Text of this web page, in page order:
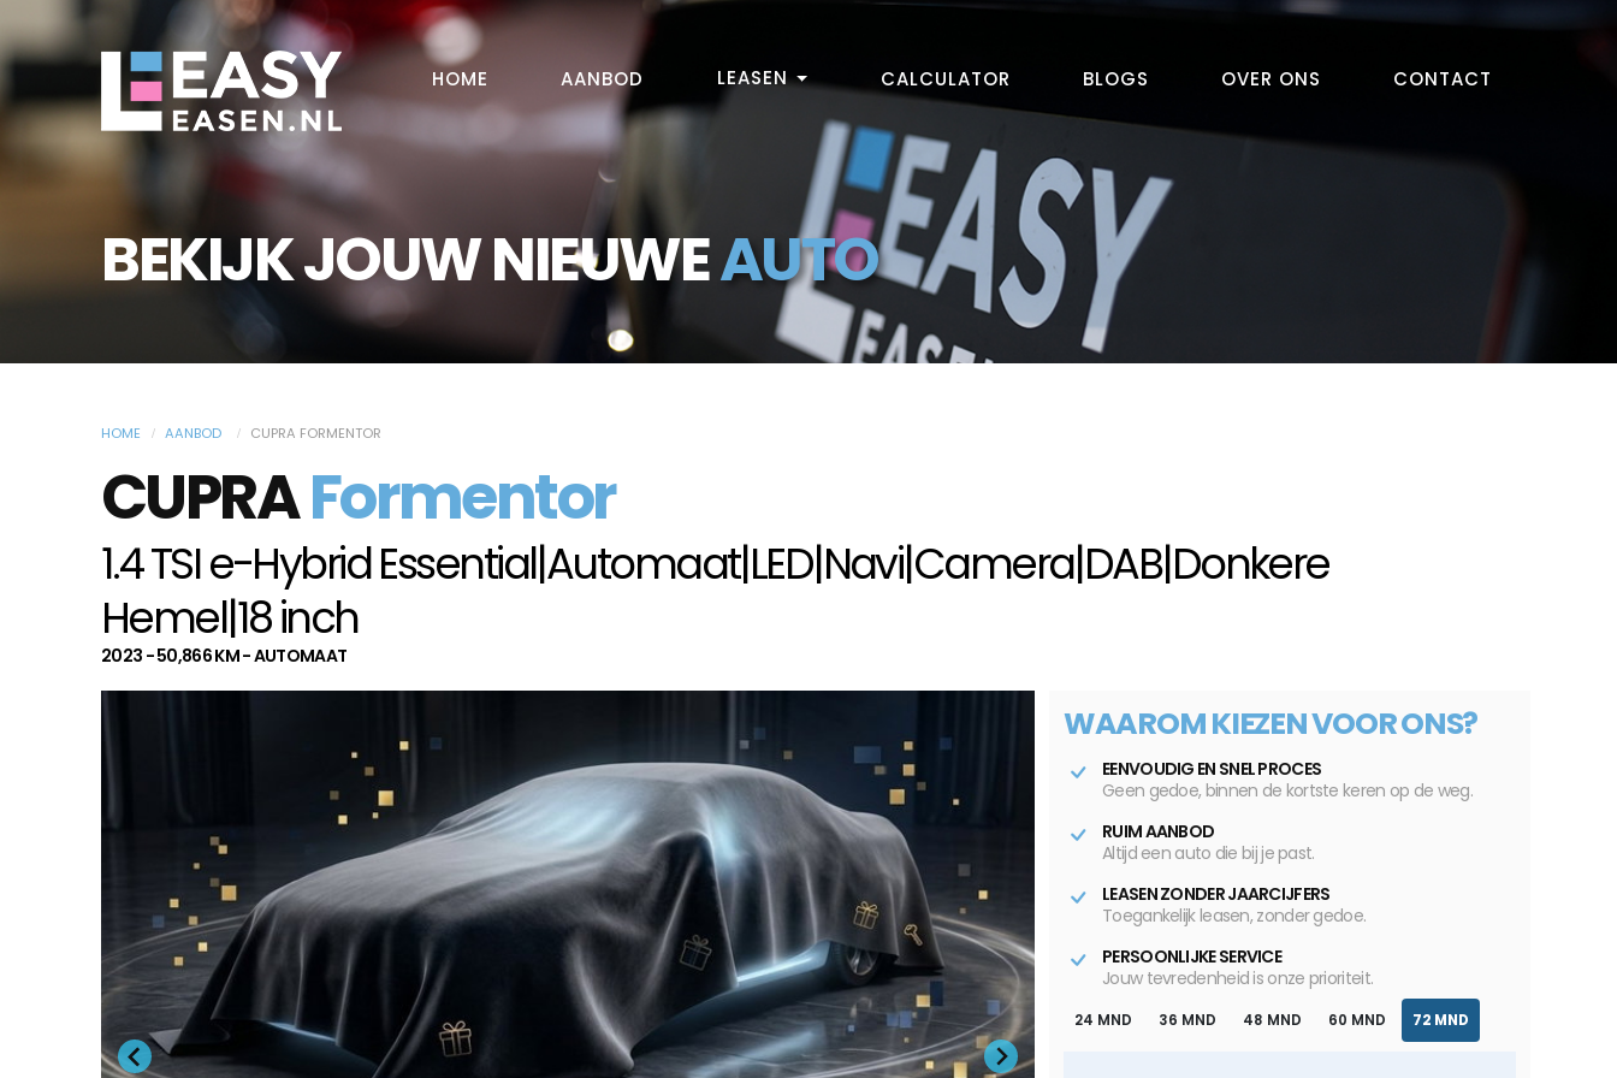
HOME AANBOD LEASEN CALCULATOR BLOGS OVER ONS CONTACT
BEKIJK JOUW NIEUWEAUTO
HOME AANBOD CUPRA FORMENTOR
CUPRAFormentor
1.4 TSI e-Hybrid Essential|Automaat|LED|Navi|Camera|DAB|Donkere
Hemel|18 inch
2023 - 50,866 KM - AUTOMAAT
WAAROM KIEZEN VOOR ONS?
EENVOUDIG EN SNEL PROCES
Geen gedoe, binnen de kortste keren op de weg.
RUIM AANBOD
Altijd een auto die bij je past.
LEASEN ZONDER JAARCIJFERS
Toegankelijk leasen, zonder gedoe.
PERSOONLIJKE SERVICE
Jouw tevredenheid is onze prioriteit.
24 MND 36 MND 48 MND 60 MND 72 MND